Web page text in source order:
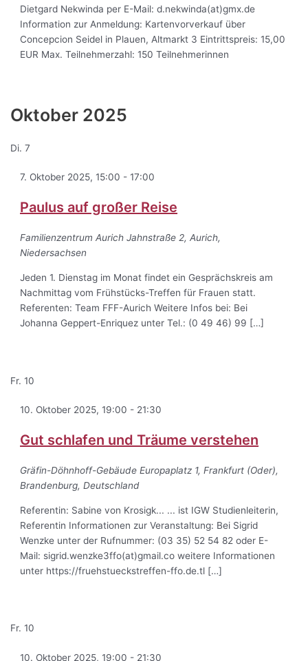
Dietgard Nekwinda per E-Mail: d.nekwinda(at)gmx.de
Information zur Anmeldung: Kartenvorverkauf über
Concepcion Seidel in Plauen, Altmarkt 3 Eintrittspreis: 15,00
EUR Max. Teilnehmerzahl: 150 Teilnehmerinnen
Oktober 2025
Di.7
7. Oktober 2025, 15:00 -17:00
Paulus auf großer Reise
Familienzentrum AurichJahnstraße 2, Aurich,
Niedersachsen
Jeden 1. Dienstag im Monat findet ein Gesprächskreis am
Nachmittag vom Frühstücks-Treffen für Frauen statt.
Referenten: Team FFF-Aurich Weitere Infos bei: Bei
Johanna Geppert-Enriquez unter Tel.: (0 49 46) 99 […]
Fr.10
10. Oktober 2025, 19:00 - 21:30
Gut schlafen und Träume verstehen
Gräfin-Döhnhoff-GebäudeEuropaplatz 1, Frankfurt (Oder),
Brandenburg, Deutschland
Referentin: Sabine von Krosigk... ... ist IGW Studienleiterin,
Referentin Informationen zur Veranstaltung: Bei Sigrid
Wenzke unter der Rufnummer: (03 35) 52 54 82 oder E-
Mail: sigrid.wenzke3ffo(at)gmail.co weitere Informationen
unter https://fruehstueckstreffen-ffo.de.tl […]
Fr.10
10. Oktober 2025, 19:00 - 21:30